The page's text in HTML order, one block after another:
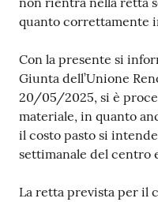
quanto correttamente
Con la presente si
Giunta dell’Unione
20/05/2025, si è
materiale, in quanto
il costo pasto si
settimanale del centro
La retta prevista per il